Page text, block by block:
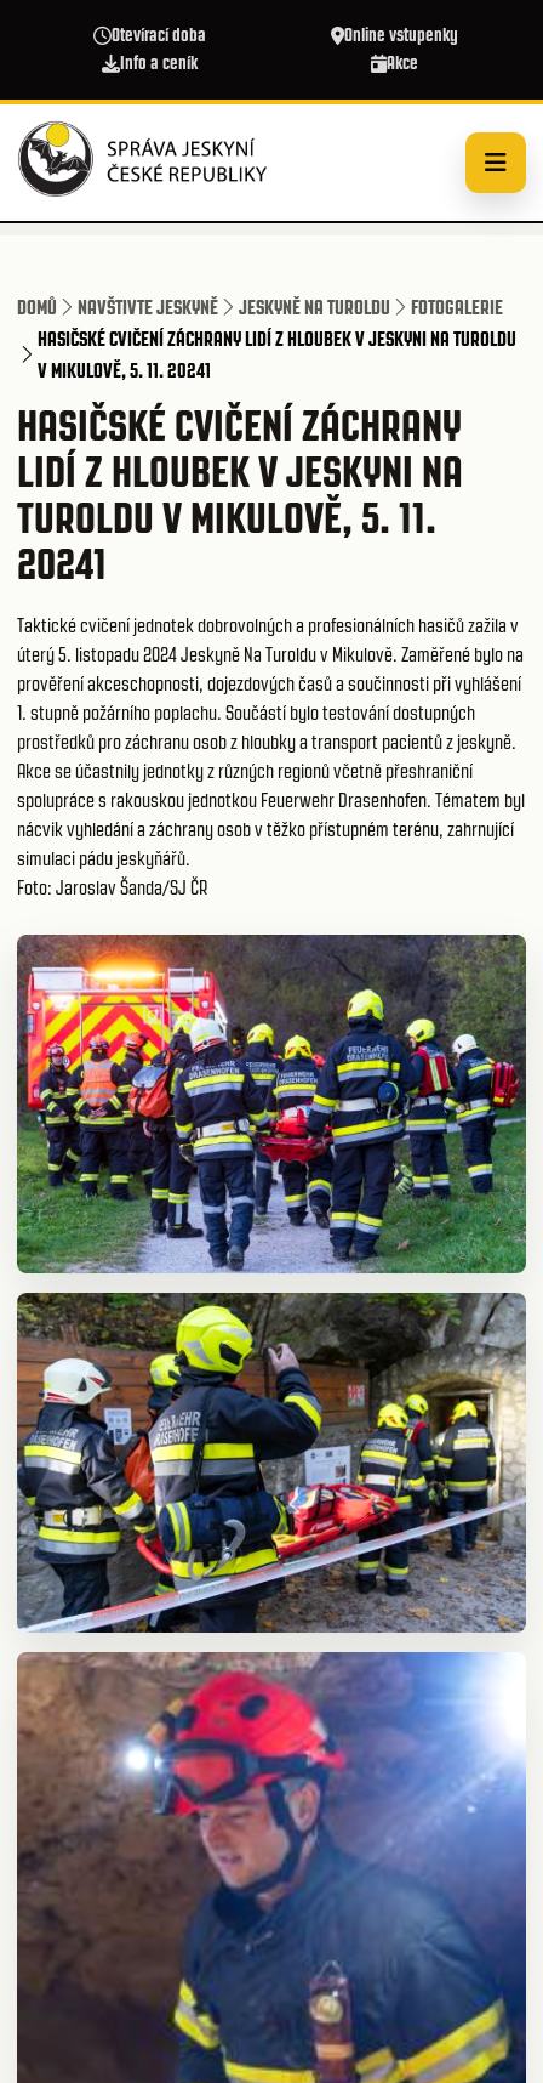
Otevírací doba
Online vstupenky
Info a ceník
Akce
DOMŮ NAVŠTIVTE JESKYNĚ JESKYNĚ NA TUROLDU
FOTOGALERIE
HASIČSKÉ CVIČENÍ ZÁCHRANY LIDÍ Z HLOUBEK V JESKYNI NA TUROLDU
V MIKULOVĚ, 5. 11. 20241
HASIČSKÉ CVIČENÍ ZÁCHRANY
LIDÍ Z HLOUBEK V JESKYNI NA
TUROLDU V MIKULOVĚ, 5. 11.
20241
Taktické cvičení jednotek dobrovolných a profesionálních hasičů zažila v
úterý 5. listopadu 2024Jeskyně Na Turolduv Mikulově. Zaměřené bylo na
prověření akceschopnosti, dojezdových časů a součinnosti při vyhlášení
1. stupně požárního poplachu. Součástí bylo testování dostupných
prostředků pro záchranu osob z hloubky a transport pacientů z jeskyně.
Akce se účastnily jednotky z různých regionů včetně přeshraniční
spolupráce s rakouskou jednotkou Feuerwehr Drasenhofen. Tématem byl
nácvik vyhledání a záchrany osob v těžko přístupném terénu, zahrnující
simulaci pádu jeskyňářů.
Foto: Jaroslav Šanda/SJ ČR